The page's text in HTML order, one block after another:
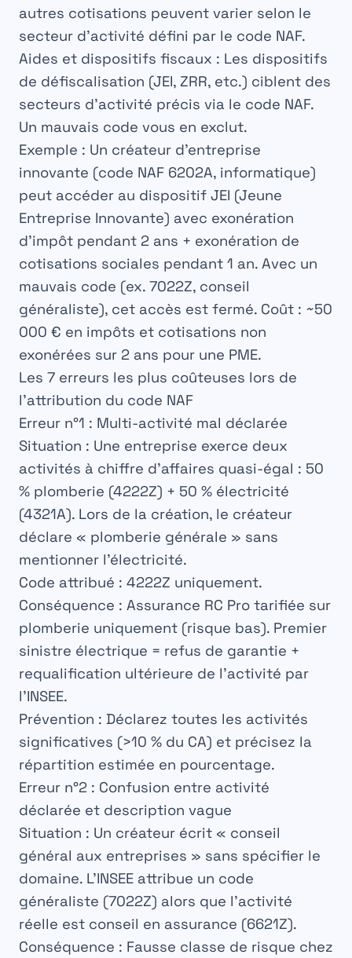
autres cotisations peuvent varier selon le
secteur d’activité défini par le code NAF.
Aides et dispositifs fiscaux : Les dispositifs
de défiscalisation (JEI, ZRR, etc.) ciblent des
secteurs d’activité précis via le code NAF.
Un mauvais code vous en exclut.
Exemple : Un créateur d’entreprise
innovante (code NAF 6202A, informatique)
peut accéder au dispositif JEI (Jeune
Entreprise Innovante) avec exonération
d’impôt pendant 2 ans + exonération de
cotisations sociales pendant 1 an. Avec un
mauvais code (ex. 7022Z, conseil
généraliste), cet accès est fermé. Coût : ~50
000 € en impôts et cotisations non
exonérées sur 2 ans pour une PME.
Les 7 erreurs les plus coûteuses lors de
l’attribution du code NAF
Erreur n°1 : Multi-activité mal déclarée
Situation : Une entreprise exerce deux
activités à chiffre d’affaires quasi-égal : 50
% plomberie (4222Z) + 50 % électricité
(4321A). Lors de la création, le créateur
déclare « plomberie générale » sans
mentionner l’électricité.
Code attribué : 4222Z uniquement.
Conséquence : Assurance RC Pro tarifiée sur
plomberie uniquement (risque bas). Premier
sinistre électrique = refus de garantie +
requalification ultérieure de l’activité par
l’INSEE.
Prévention : Déclarez toutes les activités
significatives (>10 % du CA) et précisez la
répartition estimée en pourcentage.
Erreur n°2 : Confusion entre activité
déclarée et description vague
Situation : Un créateur écrit « conseil
général aux entreprises » sans spécifier le
domaine. L’INSEE attribue un code
généraliste (7022Z) alors que l’activité
réelle est conseil en assurance (6621Z).
Conséquence : Fausse classe de risque chez